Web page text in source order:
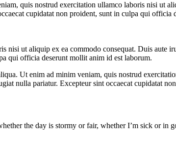
quis nostrud exercitation ullamco laboris nisi ut
cupidatat non proident, sunt in culpa qui officia
ut aliquip ex ea commodo consequat. Duis aute
qui officia deserunt mollit anim id est laborum.
Ut enim ad minim veniam, quis nostrud
nulla pariatur. Excepteur sint occaecat cupidatat
the day is stormy or fair, whether I’m sick or in